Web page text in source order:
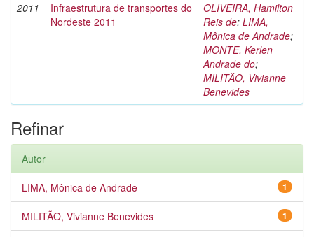
2011
Infraestrutura de transportes do
Nordeste 2011
OLIVEIRA, Hamilton
Reis de; LIMA,
Mônica de Andrade;
MONTE, Kerlen
Andrade do;
MILITÃO, Vivianne
Benevides
Refinar
Autor
1
LIMA, Mônica de Andrade
1
MILITÃO, Vivianne Benevides